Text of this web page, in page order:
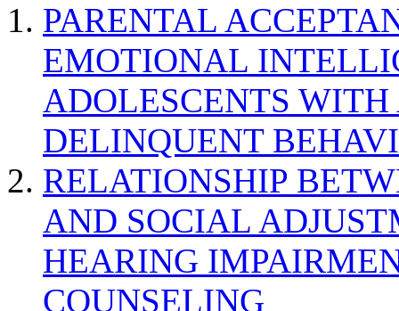
PARENTAL
EMOTIONAL
ADOLESCENTS
DELINQUENT
RELATIONSHIP
AND SOCIAL
HEARING
COUNSELING